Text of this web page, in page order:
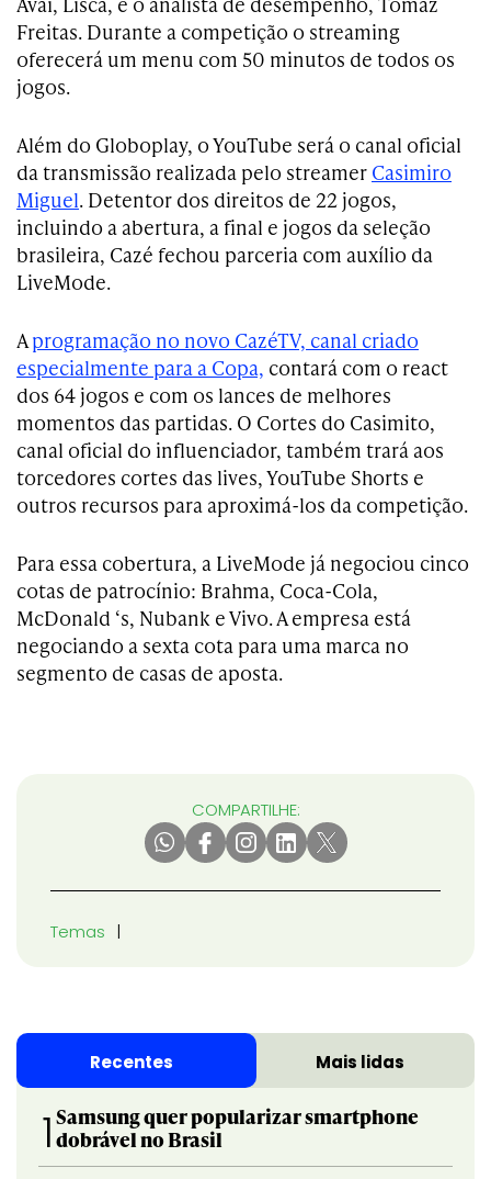
Freitas. Durante a competição o streaming
oferecerá um menu com 50 minutos de todos os
jogos.
Além do Globoplay, o YouTube será o canal oficial
da transmissão realizada pelo streamer Casimiro
Miguel. Detentor dos direitos de 22 jogos,
incluindo a abertura, a final e jogos da seleção
brasileira, Cazé fechou parceria com auxílio da
LiveMode.
Aprogramação no novo CazéTV, canal criado
especialmente para a Copa, contará com o react
dos 64 jogos e com os lances de melhores
momentos das partidas. O Cortes do Casimito,
canal oficial do influenciador, também trará aos
torcedores cortes das lives, YouTube Shorts e
outros recursos para aproximá-los da competição.
Para essa cobertura, a LiveMode já negociou cinco
cotas de patrocínio: Brahma, Coca-Cola,
McDonald ‘s, Nubank e Vivo. A empresa está
negociando a sexta cota para uma marca no
segmento de casas de aposta.
COMPARTILHE:
Temas
Recentes Mais lidas
1 Samsung quer popularizar smartphone
dobrável no Brasil